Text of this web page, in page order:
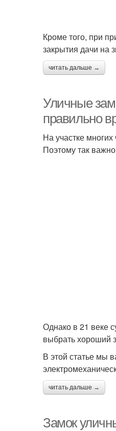
Кроме того, при
закрытия дачи на
читать дальше →
Уличные
правильно
На участке
Поэтому так
Однако в 21 веке
выбрать хороший
В этой статье мы
читать дальше →
Замок